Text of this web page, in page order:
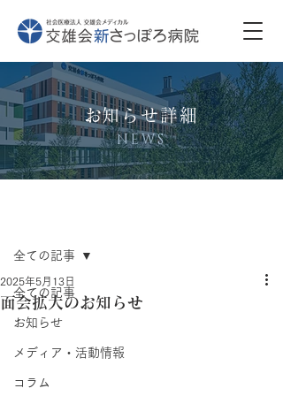
​お知らせ詳細
NEWS
全ての記事
お知らせ
メディア・活動情報
コラム
全ての記事
面会拡大のお知らせ
2025年5月13日